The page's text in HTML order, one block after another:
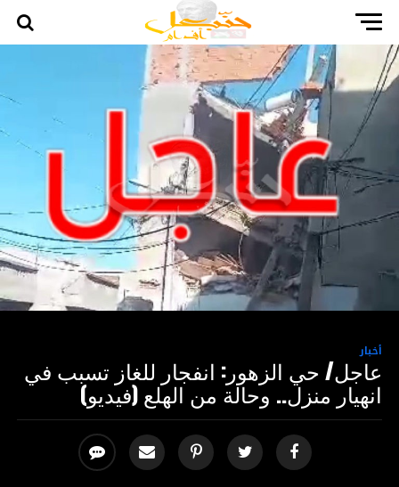
أخبار
عاجل/ حي الزهور: انفجار للغاز تسبب في
انهيار منزل.. وحالة من الهلع (فيديو)